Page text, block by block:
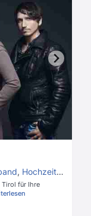
, Hochzeitsband
Tirol für Ihre